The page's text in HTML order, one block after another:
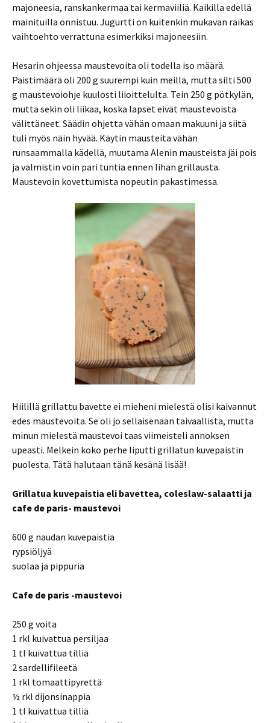
majoneesia, ranskankermaa tai kermaviiliä. Kaikilla edellä
mainituilla onnistuu. Jugurtti on kuitenkin mukavan raikas
vaihtoehto verrattuna esimerkiksi majoneesiin.
Hesarin ohjeessa maustevoita oli todella iso määrä.
Paistimäärä oli 200 g suurempi kuin meillä, mutta silti 500
g maustevoiohje kuulosti liioittelulta. Tein 250 g pötkylän,
mutta sekin oli liikaa, koska lapset eivät maustevoista
välittäneet. Säädin ohjetta vähän omaan makuuni ja siitä
tuli myös näin hyvää. Käytin mausteita vähän
runsaammalla kädellä, muutama Alenin mausteista jäi pois
ja valmistin voin pari tuntia ennen lihan grillausta.
Maustevoin kovettumista nopeutin pakastimessa.
Hiilillä grillattu bavette ei mieheni mielestä olisi kaivannut
edes maustevoita. Se oli jo sellaisenaan taivaallista, mutta
minun mielestä maustevoi taas viimeisteli annoksen
upeasti. Melkein koko perhe liputti grillatun kuvepaistin
puolesta. Tätä halutaan tänä kesänä lisää!
Grillatua kuvepaistia eli bavettea, coleslaw-salaatti ja
cafe de paris- maustevoi
600 g naudan kuvepaistia
rypsiöljyä
suolaa ja pippuria
Cafe de paris -maustevoi
250 g voita
1 rkl kuivattua persiljaa
1 tl kuivattua tilliä
2 sardellifileetä
1 rkl tomaattipyrettä
½ rkl dijonsinappia
1 tl kuivattua tilliä